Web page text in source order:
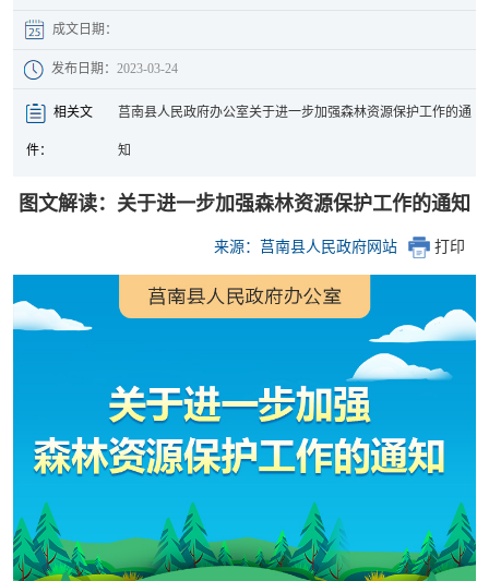
成文日期：
发布日期： 2023-03-24
相关文
件：
莒南县人民政府办公室关于进一步加强森林资源保护工作的通
知
图文解读：关于进一步加强森林资源保护工作的通知
来源：莒南县人民政府网站 打印